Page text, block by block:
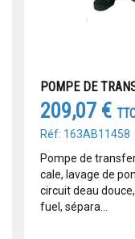
POMPE DE
209,07 €
Réf: 163AB11458
Pompe de
cale, lavage de
circuit deau
fuel, sépara...